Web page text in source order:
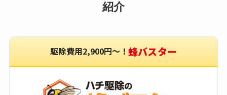
紹介
駆除費用2,900円〜！ 蜂バスター